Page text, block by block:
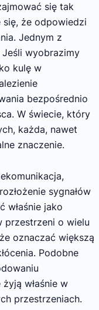
się tak
się, że odpowiedzi
Jednym z
wyobrazimy
kulę w
bezpośrednio
W świecie, który
każda, nawet
znaczenie.
sygnałów
właśnie jako
przestrzeni o wielu
oznaczać większą
Podobne
właśnie w
przestrzeniach.